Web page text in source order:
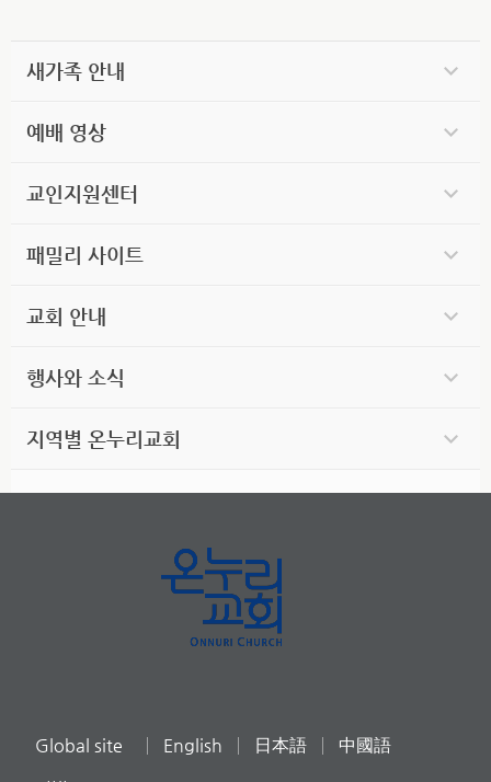
새가족 안내
예배 영상
교인지원센터
패밀리 사이트
교회 안내
행사와 소식
지역별 온누리교회
Global site English 日本語 中國語